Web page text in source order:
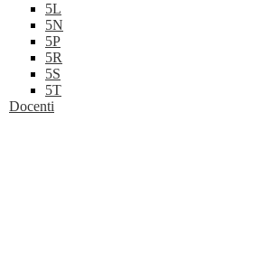
5L
5N
5P
5R
5S
5T
Docenti